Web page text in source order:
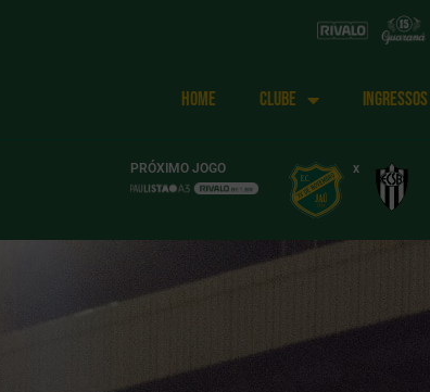
HOME CLUBE INGRESSOS
PRÓXIMO JOGO x